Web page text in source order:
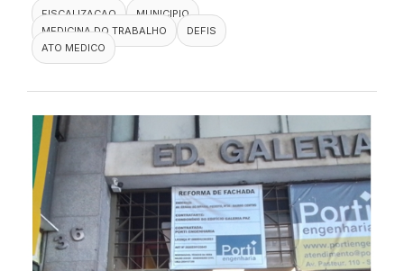
FISCALIZACAO
MUNICIPIO
MEDICINA DO TRABALHO
DEFIS
ATO MEDICO